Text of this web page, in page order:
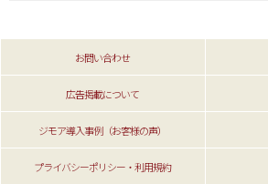
お問い合わせ
広告掲載について
ジモア導入事例（お客様の声）
プライバシーポリシー・利用規約